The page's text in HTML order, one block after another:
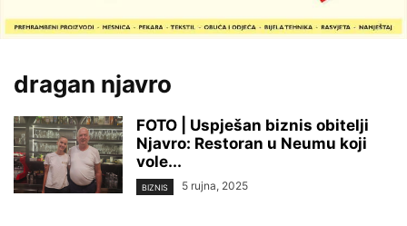
dragan njavro
FOTO | Uspješan biznis obitelji
Njavro: Restoran u Neumu koji
vole...
BIZNIS 5 rujna, 2025